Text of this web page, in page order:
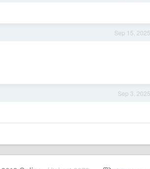
Sep 15, 2025
Sep 3, 2025